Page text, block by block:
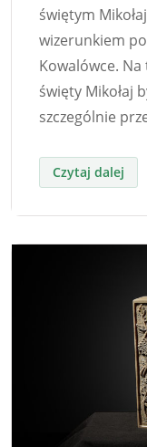
świętym
wizerunkiem
Kowalówce.
święty Mikołaj
szczególnie